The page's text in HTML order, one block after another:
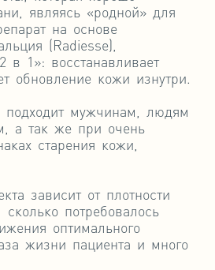
являясь «родной» для
на основе
(Radiesse),
в 1»: восстанавливает
обновление кожи изнутри.
подходит мужчинам, людям
а так же при очень
старения кожи,
зависит от плотности
сколько потребовалось
оптимального
жизни пациента и много